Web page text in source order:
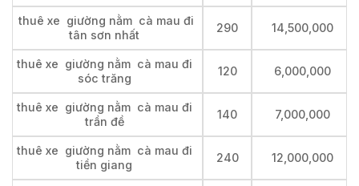
thuê xe giường nằm cà mau đi
tân sơn nhất
290 14,500,000
thuê xe giường nằm cà mau đi
sóc trăng
120 6,000,000
thuê xe giường nằm cà mau đi
trần đề
140 7,000,000
thuê xe giường nằm cà mau đi
tiền giang
240 12,000,000